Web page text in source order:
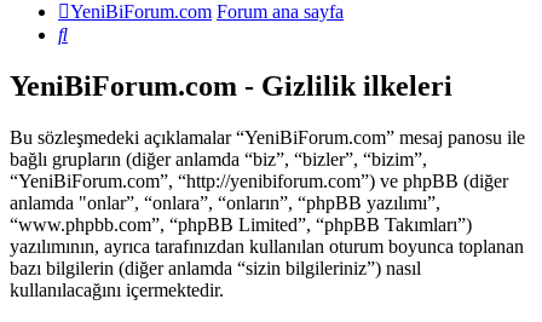
YeniBiForum.com Forum ana sayfa
Ara
YeniBiForum.com - Gizlilik ilkeleri
Bu sözleşmedeki açıklamalar “YeniBiForum.com” mesaj panosu ile
bağlı grupların (diğer anlamda “biz”, “bizler”, “bizim”,
“YeniBiForum.com”, “http://yenibiforum.com”) ve phpBB (diğer
anlamda "onlar”, “onlara”, “onların”, “phpBB yazılımı”,
“www.phpbb.com”, “phpBB Limited”, “phpBB Takımları”)
yazılımının, ayrıca tarafınızdan kullanılan oturum boyunca toplanan
bazı bilgilerin (diğer anlamda “sizin bilgileriniz”) nasıl
kullanılacağını içermektedir.